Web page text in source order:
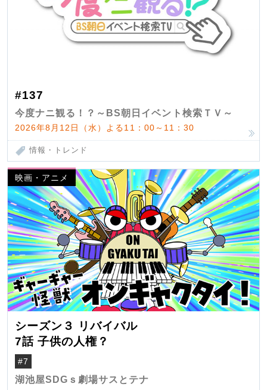
#137
今度ナニ観る！？～BS朝日イベント検索ＴＶ～
2026年8月12日（水）よる11：00～11：30
情報・トレンド
映画・アニメ
シーズン３ リバイバル
7話 子供の人権？
#7
湖池屋SDGｓ劇場サスとテナ